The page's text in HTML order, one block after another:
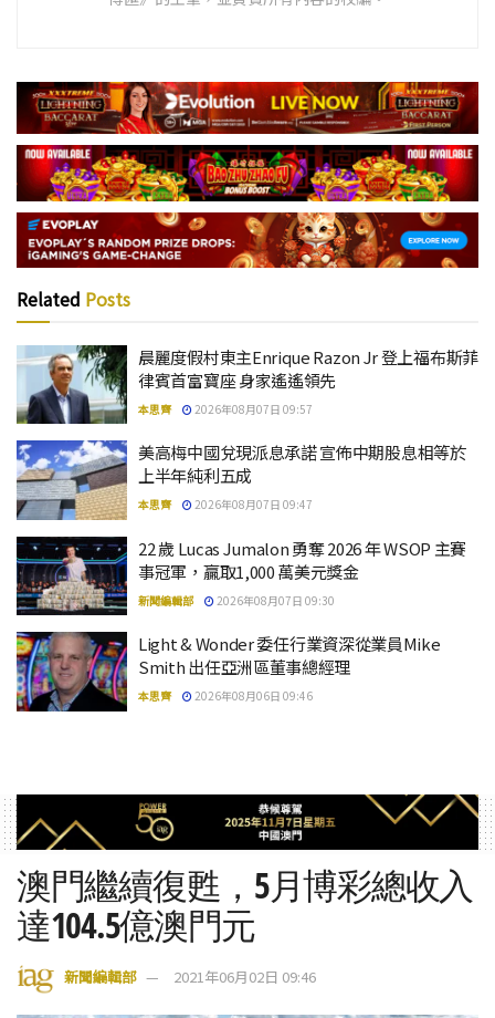
Related Posts
晨麗度假村東主Enrique Razon Jr 登上福布斯菲
律賓首富寶座 身家遙遙領先
本思齊 2026年08月07日 09:57
美高梅中國兌現派息承諾 宣佈中期股息相等於
上半年純利五成
本思齊 2026年08月07日 09:47
22 歲 Lucas Jumalon 勇奪 2026 年 WSOP 主賽
事冠軍，贏取1,000 萬美元獎金
新聞編輯部 2026年08月07日 09:30
Light & Wonder 委任行業資深從業員Mike
Smith 出任亞洲區董事總經理
本思齊 2026年08月06日 09:46
澳門繼續復甦，5月博彩總收入
達104.5億澳門元
新聞編輯部 2021年06月02日 09:46